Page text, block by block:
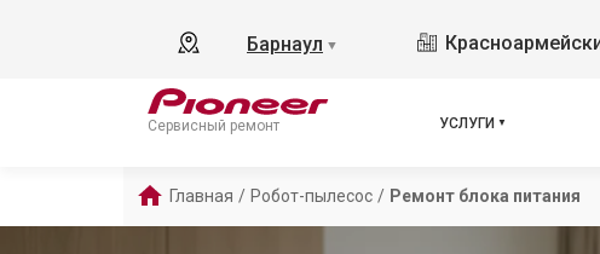
Барнаул ▼
Сервисный ремонт УСЛУГИ
Главная / Робот-пылесос / Ремонт блока питания